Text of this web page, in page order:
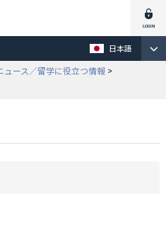
日本語
ュース／留学に役立つ情報 >